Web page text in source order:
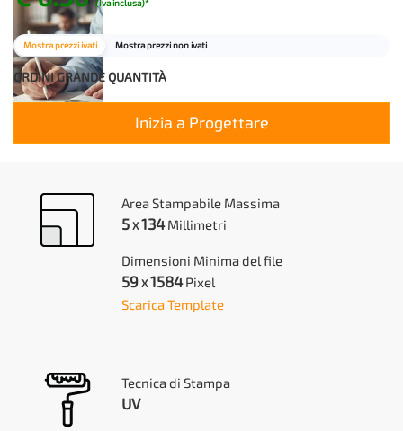
(Iva inclusa)*
Mostra prezzi ivati Mostra prezzi non ivati
ORDINI GRANDE QUANTITÀ
Inizia a Progettare
Area Stampabile Massima
5 X 134Millimetri
Dimensioni Minima del file
59 X 1584Pixel
Scarica Template
Tecnica di Stampa
UV